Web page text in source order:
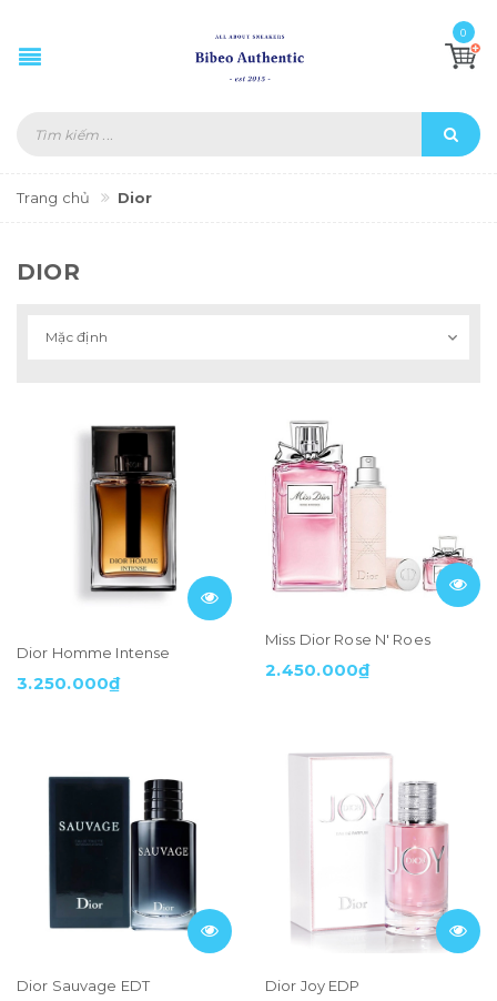
0
Trang chủ Dior
DIOR
Dior Homme Intense
3.250.000₫
Miss Dior Rose N' Roes
2.450.000₫
Dior Sauvage EDT Dior Joy EDP